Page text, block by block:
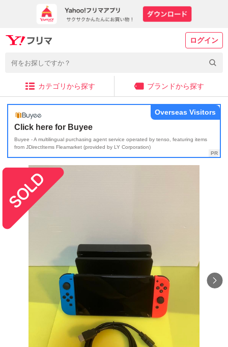
ログイン
カテゴリから探す ブランドから探す
Click here for Buyee
Buyee - A multilingual purchasing agent service operated by tenso, featuring items
from JDirectItems Fleamarket (provided by LY Corporation)
Overseas Visitors